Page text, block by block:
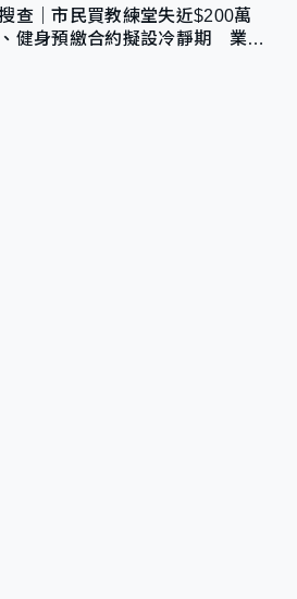
查｜市民買教練堂失近$200萬
健身預繳合約擬設冷靜期 業界